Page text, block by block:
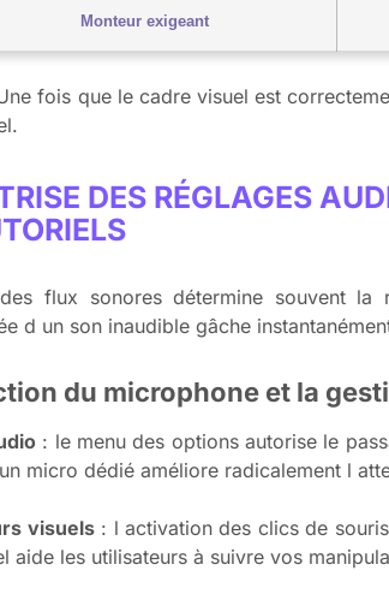
Monteur exigeant
fois que le cadre visuel est
DES RÉGLAGES
flux sonores détermine souvent
d un son inaudible gâche
du microphone et la
: le menu des options autorise le
micro dédié améliore radicalement l
visuels: l activation des clics de
aide les utilisateurs à suivre vos